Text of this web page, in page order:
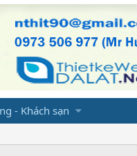
- Khách sạn